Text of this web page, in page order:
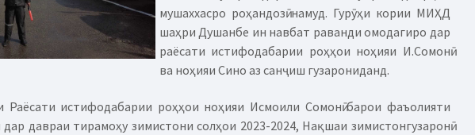
мушаххасро роҳандозӣ намуд. Гурӯҳи кории МИҲД
шаҳри Душанбе ин навбат раванди омодагиро дар
раёсати истифодабарии роҳҳои ноҳияи И.Сомонӣ
ва ноҳияи Сино аз санҷиш гузарониданд.
Раёсати истифодабарии роҳҳои ноҳияи Исмоили Сомонӣ барои фаъолияти
давраи тирамоҳу зимистони солҳои 2023-2024, Нақшаи зимистонгузаронӣ